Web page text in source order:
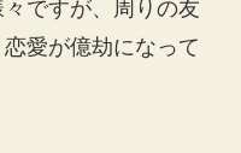
ですが、周りの友
愛が億劫になって